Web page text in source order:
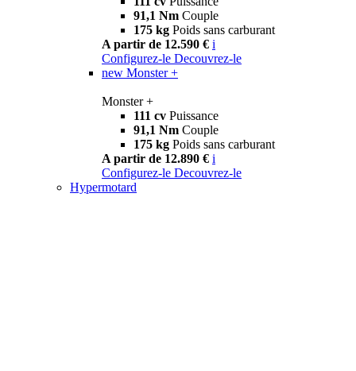
91,1 Nm Couple
175 kg Poids sans carburant
A partir de 12.590 € i
Configurez-le Decouvrez-le
new Monster +
Monster +
111 cv Puissance
91,1 Nm Couple
175 kg Poids sans carburant
A partir de 12.890 € i
Configurez-le Decouvrez-le
Hypermotard